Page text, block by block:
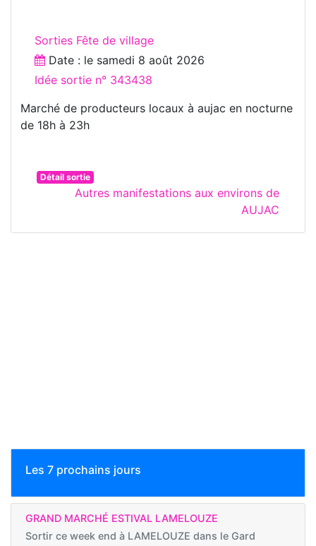
Sorties Fête de village
Date : le samedi 8 août 2026
Idée sortie n° 343438
Marché de producteurs locaux à aujac en nocturne
de 18h à 23h
Détail sortie
Autres manifestations aux environs de
AUJAC
Les 7 prochains jours
GRAND MARCHÉ ESTIVAL LAMELOUZE
Sortir ce week end à LAMELOUZE dans le Gard